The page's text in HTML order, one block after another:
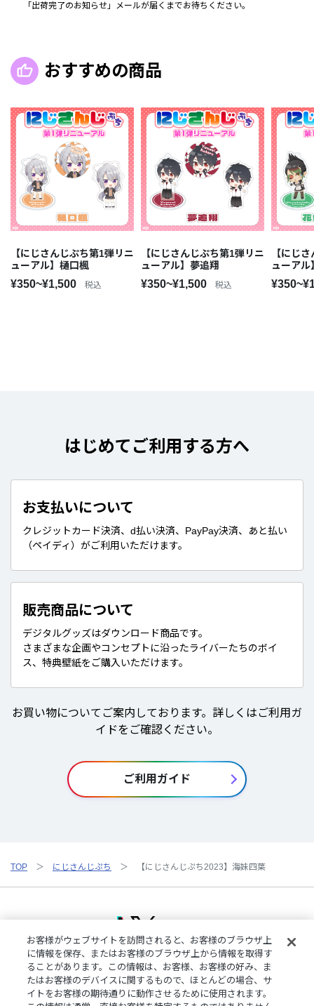
「出荷完了のお知らせ」メールが届くまでお待ちください。
おすすめの商品
【にじさんじぷち第1弾リニ
ューアル】樋口楓
¥350~¥1,500 税込
【にじさんじぷち第1弾リニ
ューアル】夢追翔
¥350~¥1,500 税込
【にじ
ューアル
はじめてご利用する方へ
お支払いについて
クレジットカード決済、d払い決済、PayPay決済、あと払い
（ペイディ）がご利用いただけます。
販売商品について
デジタルグッズはダウンロード商品です。
さまざまな企画やコンセプトに沿ったライバーたちのボイ
ス、特典壁紙をご購入いただけます。
お買い物についてご案内しております。詳しくはご利用ガ
イドをご確認ください。
ご利用ガイド
TOP にじさんじぷち 【にじさんじぷち2023】海妹四葉
ご利用規約プライバシーポリシー
特定商取引法に基づく表記
ご利用ガイドよくある質問お問い合わせにじさんじ公式サイト
クッキーの詳細
お客様がウェブサイトを訪問されると、お客様のブラウザ上
に情報を保存、またはお客様のブラウザ上から情報を取得す
ることがあります。この情報は、お客様、お客様の好み、ま
たはお客様のデバイスに関するもので、ほとんどの場合、サ
イトをお客様の期待通りに動作させるために使用されます。